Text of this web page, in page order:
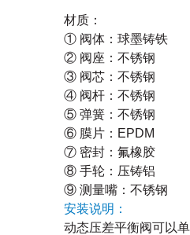
材质：
① 阀体：球墨铸铁
② 阀座：不锈钢
③ 阀芯：不锈钢
④ 阀杆：不锈钢
⑤ 弹簧：不锈钢
⑥ 膜片： EPDM
⑦ 密封：氟橡胶
⑧ 手轮：压铸铝
⑨ 测量嘴：不锈钢
安装说明：
动态压差平衡阀可以